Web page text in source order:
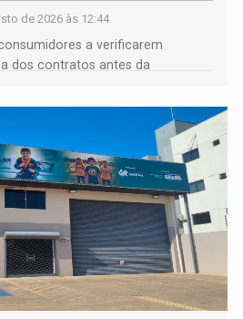
de 2026 às 12:44
a verificarem
dos contratos antes da